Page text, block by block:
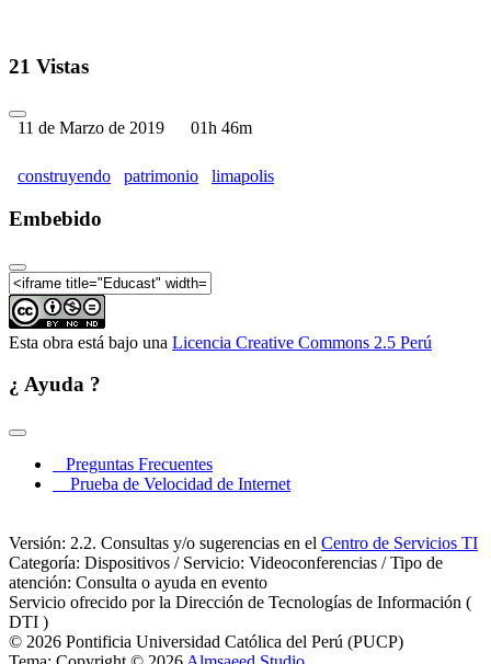
21 Vistas
11 de Marzo de 2019 01h 46m
construyendo patrimonio limapolis
Embebido
Esta obra está bajo una Licencia Creative Commons 2.5 Perú
¿ Ayuda ?
Preguntas Frecuentes
Prueba de Velocidad de Internet
Versión: 2.2. Consultas y/o sugerencias en el Centro de Servicios TI
Categoría: Dispositivos / Servicio: Videoconferencias / Tipo de
atención: Consulta o ayuda en evento
Servicio ofrecido por la Dirección de Tecnologías de Información (
DTI )
© 2026 Pontificia Universidad Católica del Perú (PUCP)